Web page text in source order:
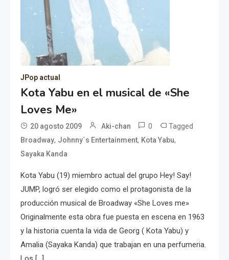
JPop actual
Kota Yabu en el musical de «She
Loves Me»
20 agosto 2009 Aki-chan 0 Tagged
Broadway, Johnny´s Entertainment, Kota Yabu,
Sayaka Kanda
Kota Yabu (19) miembro actual del grupo Hey! Say!
JUMP, logró ser elegido como el protagonista de la
producción musical de Broadway «She Loves me»
Originalmente esta obra fue puesta en escena en 1963
y la historia cuenta la vida de Georg ( Kota Yabu) y
Amalia (Sayaka Kanda) que trabajan en una perfumeria.